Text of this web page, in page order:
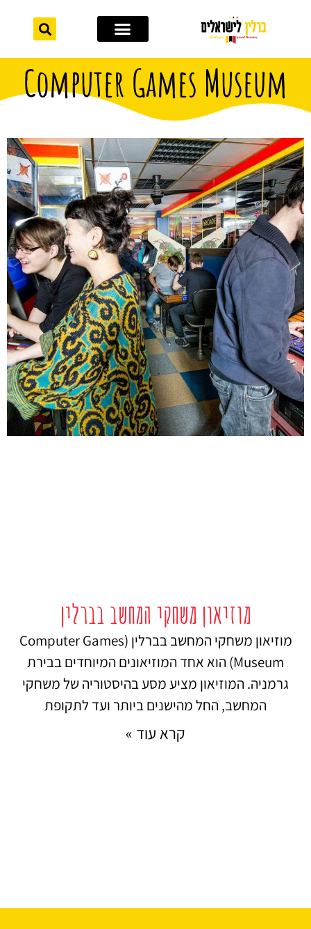
Computer Games Museum
מוזיאון משחקי המחשב בברלין
מוזיאון משחקי המחשב בברלין (Computer Games
Museum) הוא אחד המוזיאונים המיוחדים בבירת
גרמניה. המוזיאון מציע מסע בהיסטוריה של משחקי
המחשב, החל מהישנים ביותר ועד לתקופת
קרא עוד »